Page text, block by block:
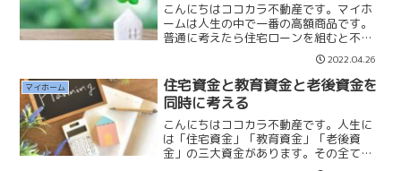
こんにちはココカラ不動産です。マイホ
ームは人生の中で一番の高額商品です。
普通に考えたら住宅ローンを組むと不安
になる方も多いと思います。一方で賃貸
に住み続けて住宅ローンを組まなければ
将来不安がないかといえばそうではな
く、老後手前の年齢になれば...
2022.04.26
マイホーム
住宅資金と教育資金と老後資金を
同時に考える
こんにちはココカラ不動産です。人生に
は「住宅資金」「教育資金」「老後資
金」の三大資金があります。その全ての